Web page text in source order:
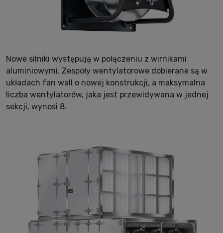
Nowe silniki występują w połączeniu z wirnikami
aluminiowymi. Zespoły wentylatorowe dobierane są w
układach fan wall o nowej konstrukcji, a maksymalna
liczba wentylatorów, jaka jest przewidywana w jednej
sekcji, wynosi 8.